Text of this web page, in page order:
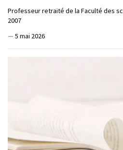
Professeur retraité de la Faculté des
2007
— 5 mai 2026